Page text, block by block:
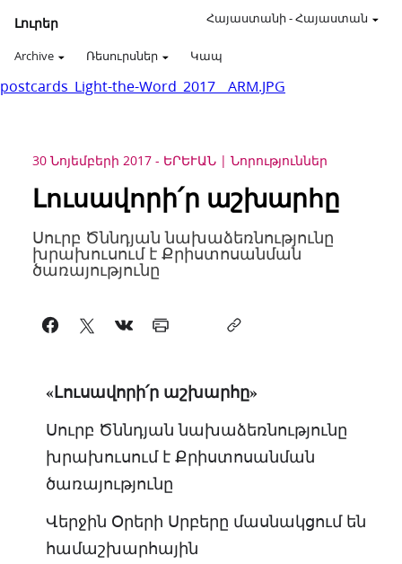
Լուրեր
Archive Ռեսուրսներ Կապ
Հայաստանի-Հայաստան
postcards_Light-the-Word_2017__ARM.JPG
30 Նոյեմբերի 2017 - ԵՐԵՒԱՆ Նորություններ
Լուսավորի՛ր աշխարհը
Սուրբ Ծննդյան նախաձեռնությունը
խրախուսում է Քրիստոսանման
ծառայությունը
«Լուսավորի՛ր աշխարհը»
Սուրբ Ծննդյան նախաձեռնությունը
խրախուսում է Քրիստոսանման
ծառայությունը
Վերջին Օրերի Սրբերը մասնակցում են
համաշխարհային